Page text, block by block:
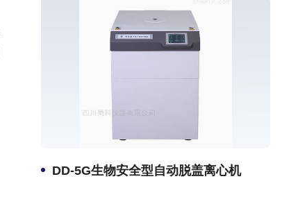
DD-5G生物安全型自动脱盖离心机